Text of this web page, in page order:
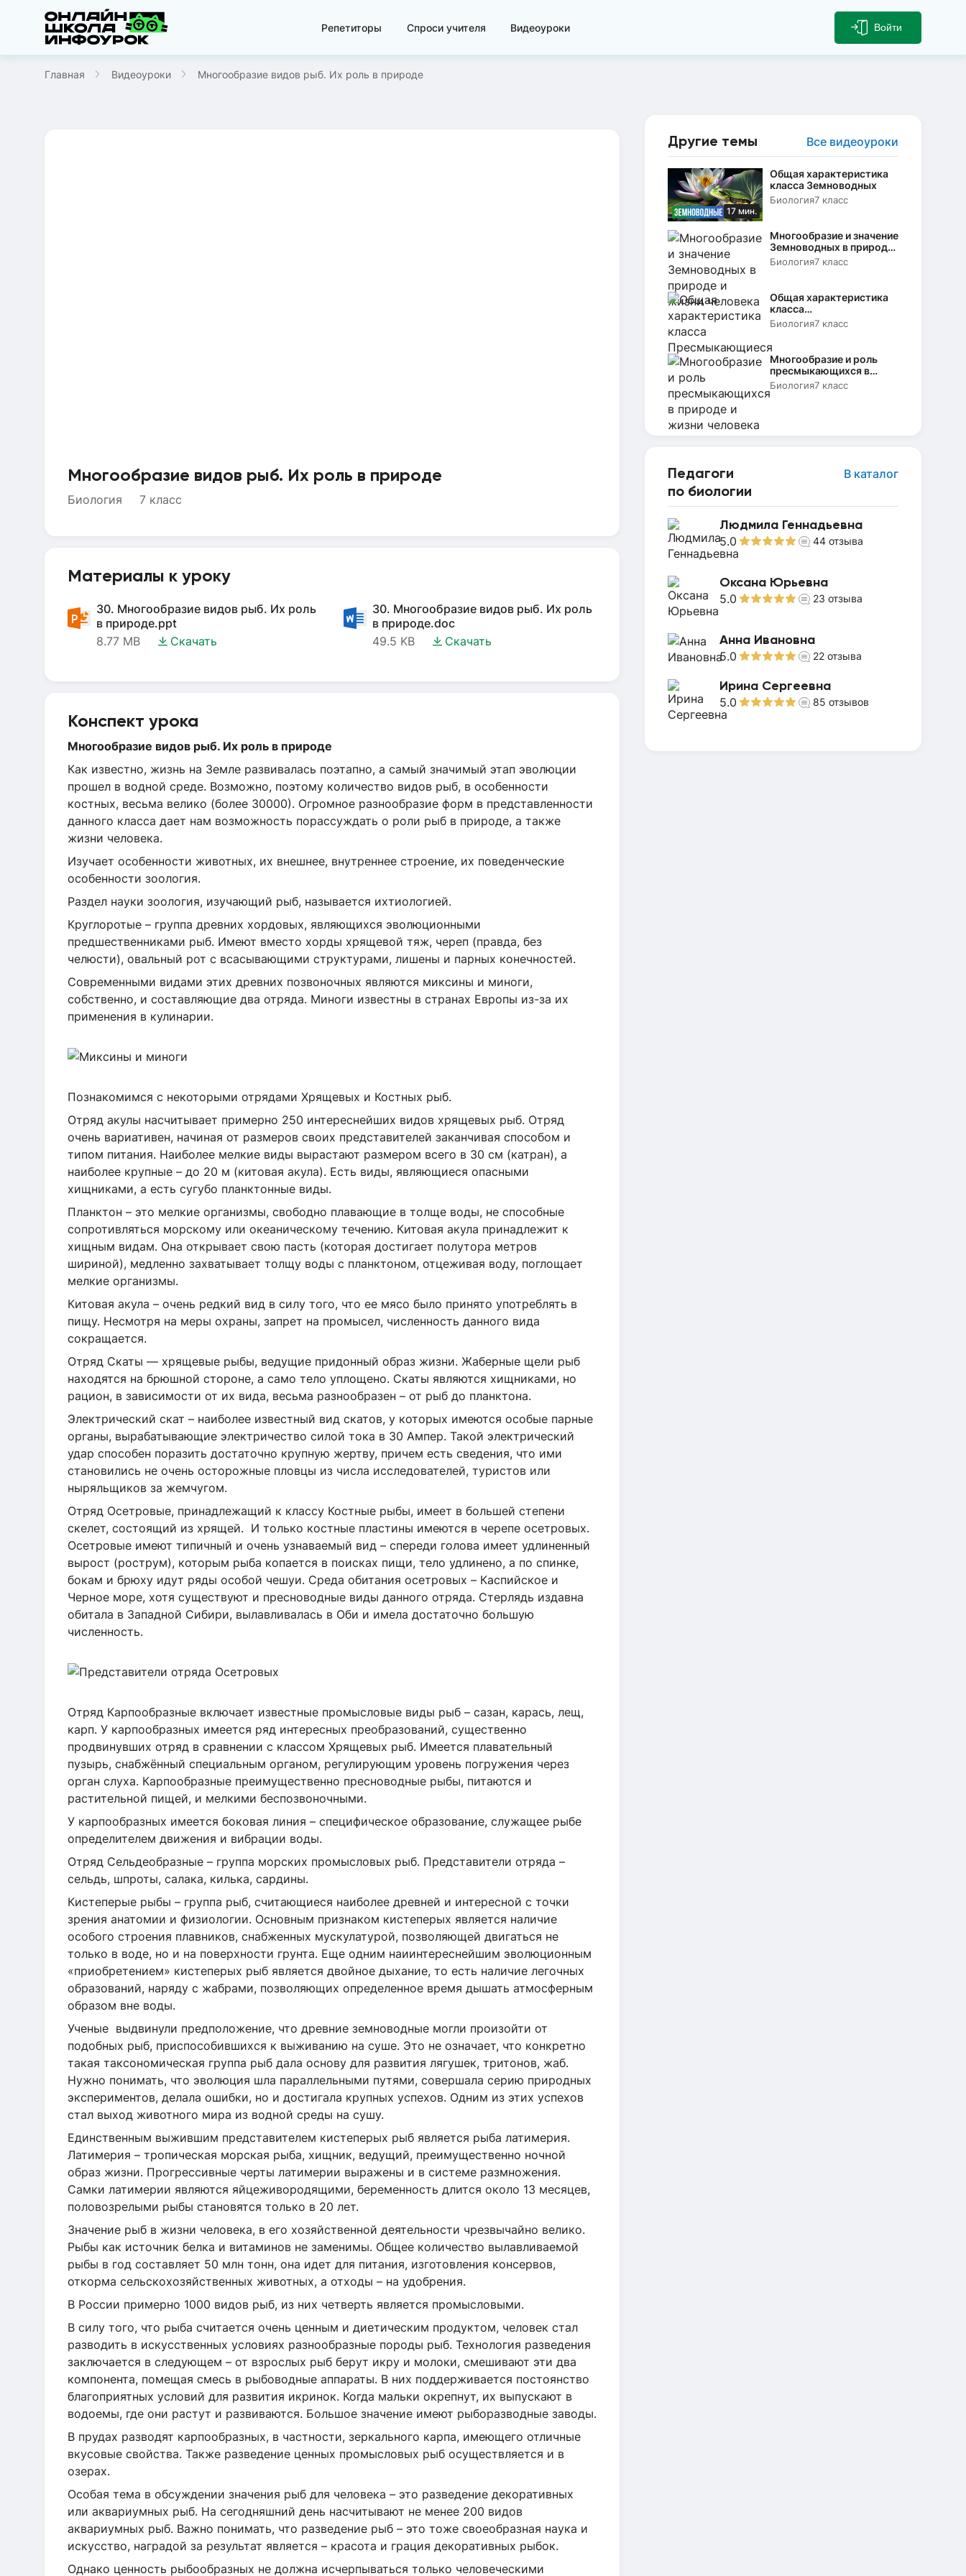
Репетиторы Спроси учителя Видеоуроки Войти
Главная Видеоуроки Многообразие видов рыб. Их роль в природе
Другие темы Все видеоуроки
17 мин.
Общая характеристика
класса Земноводных
Биология7 класс
Многообразие и значение
Земноводных в природе
и жизни человека
Биология7 класс
Общая характеристика
класса
Пресмыкающиеся
Биология7 класс
Многообразие и роль
пресмыкающихся в
природе и жизни
Биология7 класс
Педагоги
по биологии
В каталог
Людмила Геннадьевна
5.0 44 отзыва
Оксана Юрьевна
5.0 23 отзыва
Анна Ивановна
5.0 22 отзыва
Ирина Сергеевна
5.0 85 отзывов
Многообразие видов рыб. Их роль в природе
Биология 7 класс
Материалы к уроку
30. Многообразие видов рыб. Их роль
в природе.ppt
8.77 MB
Скачать
30. Многообразие видов рыб. Их роль
в природе.doc
49.5 KB
Скачать
Конспект урока
Многообразие видов рыб. Их роль в природе
Как известно, жизнь на Земле развивалась поэтапно, а самый значимый этап эволюции
прошел в водной среде. Возможно, поэтому количество видов рыб, в особенности
костных, весьма велико (более 30000). Огромное разнообразие форм в представленности
данного класса дает нам возможность порассуждать о роли рыб в природе, а также
жизни человека.
Изучает особенности животных, их внешнее, внутреннее строение, их поведенческие
особенности зоология.
Раздел науки зоология, изучающий рыб, называется ихтиологией.
Круглоротые – группа древних хордовых, являющихся эволюционными
предшественниками рыб. Имеют вместо хорды хрящевой тяж, череп (правда, без
челюсти), овальный рот с всасывающими структурами, лишены и парных конечностей.
Современными видами этих древних позвоночных являются миксины и миноги,
собственно, и составляющие два отряда. Миноги известны в странах Европы из-за их
применения в кулинарии.
Познакомимся с некоторыми отрядами Хрящевых и Костных рыб.
Отряд акулы насчитывает примерно 250 интереснейших видов хрящевых рыб. Отряд
очень вариативен, начиная от размеров своих представителей заканчивая способом и
типом питания. Наиболее мелкие виды вырастают размером всего в 30 см (катран), а
наиболее крупные – до 20 м (китовая акула). Есть виды, являющиеся опасными
хищниками, а есть сугубо планктонные виды.
Планктон – это мелкие организмы, свободно плавающие в толще воды, не способные
сопротивляться морскому или океаническому течению. Китовая акула принадлежит к
хищным видам. Она открывает свою пасть (которая достигает полутора метров
шириной), медленно захватывает толщу воды с планктоном, отцеживая воду, поглощает
мелкие организмы.
Китовая акула – очень редкий вид в силу того, что ее мясо было принято употреблять в
пищу. Несмотря на меры охраны, запрет на промысел, численность данного вида
сокращается.
Отряд Скаты — хрящевые рыбы, ведущие придонный образ жизни. Жаберные щели рыб
находятся на брюшной стороне, а само тело уплощено. Скаты являются хищниками, но
рацион, в зависимости от их вида, весьма разнообразен – от рыб до планктона.
Электрический скат – наиболее известный вид скатов, у которых имеются особые парные
органы, вырабатывающие электричество силой тока в 30 Ампер. Такой электрический
удар способен поразить достаточно крупную жертву, причем есть сведения, что ими
становились не очень осторожные пловцы из числа исследователей, туристов или
ныряльщиков за жемчугом.
Отряд Осетровые, принадлежащий к классу Костные рыбы, имеет в большей степени
скелет, состоящий из хрящей. И только костные пластины имеются в черепе осетровых.
Осетровые имеют типичный и очень узнаваемый вид – спереди голова имеет удлиненный
вырост (рострум), которым рыба копается в поисках пищи, тело удлинено, а по спинке,
бокам и брюху идут ряды особой чешуи. Среда обитания осетровых – Каспийское и
Черное море, хотя существуют и пресноводные виды данного отряда. Стерлядь издавна
обитала в Западной Сибири, вылавливалась в Оби и имела достаточно большую
численность.
Отряд Карпообразные включает известные промысловые виды рыб – сазан, карась, лещ,
карп. У карпообразных имеется ряд интересных преобразований, существенно
продвинувших отряд в сравнении с классом Хрящевых рыб. Имеется плавательный
пузырь, снабжённый специальным органом, регулирующим уровень погружения через
орган слуха. Карпообразные преимущественно пресноводные рыбы, питаются и
растительной пищей, и мелкими беспозвоночными.
У карпообразных имеется боковая линия – специфическое образование, служащее рыбе
определителем движения и вибрации воды.
Отряд Сельдеобразные – группа морских промысловых рыб. Представители отряда –
сельдь, шпроты, салака, килька, сардины.
Кистеперые рыбы – группа рыб, считающиеся наиболее древней и интересной с точки
зрения анатомии и физиологии. Основным признаком кистеперых является наличие
особого строения плавников, снабженных мускулатурой, позволяющей двигаться не
только в воде, но и на поверхности грунта. Еще одним наиинтереснейшим эволюционным
«приобретением» кистеперых рыб является двойное дыхание, то есть наличие легочных
образований, наряду с жабрами, позволяющих определенное время дышать атмосферным
образом вне воды.
Ученые выдвинули предположение, что древние земноводные могли произойти от
подобных рыб, приспособившихся к выживанию на суше. Это не означает, что конкретно
такая таксономическая группа рыб дала основу для развития лягушек, тритонов, жаб.
Нужно понимать, что эволюция шла параллельными путями, совершала серию природных
экспериментов, делала ошибки, но и достигала крупных успехов. Одним из этих успехов
стал выход животного мира из водной среды на сушу.
Единственным выжившим представителем кистеперых рыб является рыба латимерия.
Латимерия – тропическая морская рыба, хищник, ведущий, преимущественно ночной
образ жизни. Прогрессивные черты латимерии выражены и в системе размножения.
Самки латимерии являются яйцеживородящими, беременность длится около 13 месяцев,
половозрелыми рыбы становятся только в 20 лет.
Значение рыб в жизни человека, в его хозяйственной деятельности чрезвычайно велико.
Рыбы как источник белка и витаминов не заменимы. Общее количество вылавливаемой
рыбы в год составляет 50 млн тонн, она идет для питания, изготовления консервов,
откорма сельскохозяйственных животных, а отходы – на удобрения.
В России примерно 1000 видов рыб, из них четверть является промысловыми.
В силу того, что рыба считается очень ценным и диетическим продуктом, человек стал
разводить в искусственных условиях разнообразные породы рыб. Технология разведения
заключается в следующем – от взрослых рыб берут икру и молоки, смешивают эти два
компонента, помещая смесь в рыбоводные аппараты. В них поддерживается постоянство
благоприятных условий для развития икринок. Когда мальки окрепнут, их выпускают в
водоемы, где они растут и развиваются. Большое значение имеют рыборазводные заводы.
В прудах разводят карпообразных, в частности, зеркального карпа, имеющего отличные
вкусовые свойства. Также разведение ценных промысловых рыб осуществляется и в
озерах.
Особая тема в обсуждении значения рыб для человека – это разведение декоративных
или аквариумных рыб. На сегодняшний день насчитывают не менее 200 видов
аквариумных рыб. Важно понимать, что разведение рыб – это тоже своеобразная наука и
искусство, наградой за результат является – красота и грация декоративных рыбок.
Однако ценность рыбообразных не должна исчерпываться только человеческими